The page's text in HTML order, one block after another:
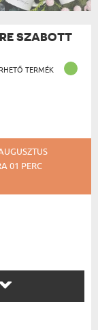
SZABOTT
TERMÉK
01 PERC